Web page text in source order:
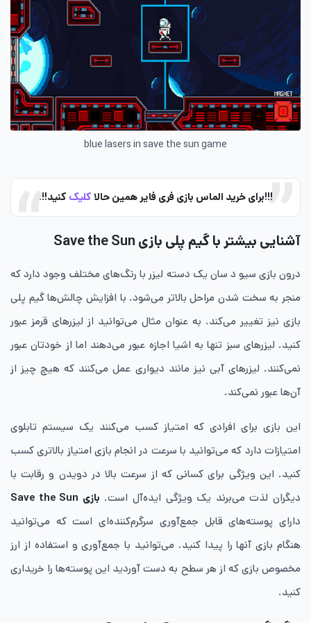
blue lasers in save the sun game
!!!برای خرید الماس بازی فری فایر همین حالاکلیک کنید!!!
آشنایی بیشتر با گیم پلی بازی Save the Sun
درون بازی سیو د سان یک دسته لیزر با رنگ‌های مختلف وجود دارد که
منجر به سخت شدن مراحل بالاتر می‌شود. با افزایش چالش‌ها گیم پلی
بازی نیز تغییر می‌کند. به عنوان مثال می‌توانید از لیزرهای قرمز عبور
کنید. لیزرهای سبز تنها به اشیا اجازه عبور می‌دهند اما از خودتان عبور
نمی‌کنند. لیزرهای آبی نیز مانند دیواری عمل می‌کنند که هیچ چیز از
آن‌ها عبور نمی‌کند.
این بازی برای افرادی که امتیاز کسب می‌کنند یک سیستم تابلوی
امتیازات دارد که می‌توانید با سرعت در انجام بازی امتیاز بالاتری کسب
کنید. این ویژگی برای کسانی که از سرعت بالا در دویدن و رقابت با
دیگران لذت می‌برند یک ویژگی ایده‌آل است. بازی Save the Sun
دارای پوسته‌های قابل جمع‌آوری سرگرم‌کننده‌ای است که می‌توانید
هنگام بازی آنها را پیدا کنید. می‌توانید با جمع‌آوری و استفاده از ارز
مخصوص بازی که از هر سطح به دست آوردید این پوسته‌ها را خریداری
کنید.